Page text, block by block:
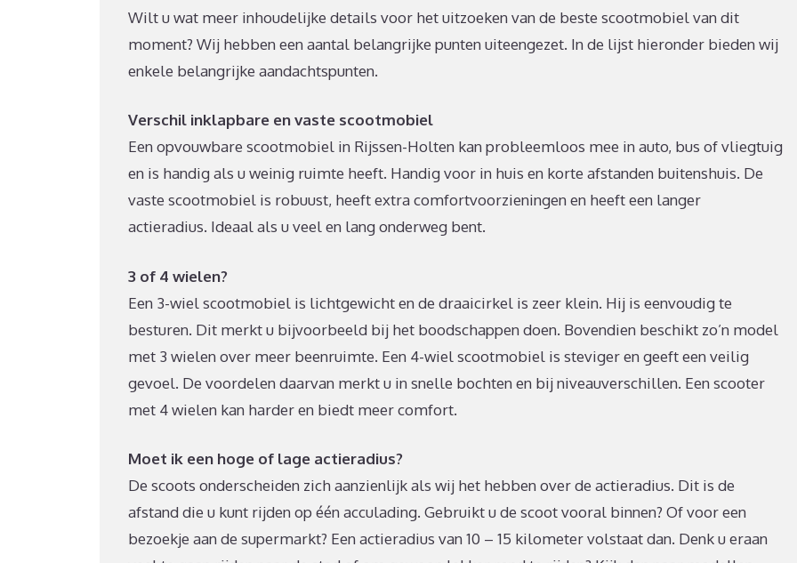
Wilt u wat meer inhoudelijke details voor het uitzoeken van de beste scootmobiel van dit
moment? Wij hebben een aantal belangrijke punten uiteengezet. In de lijst hieronder bieden wij
enkele belangrijke aandachtspunten.
Verschil inklapbare en vaste scootmobiel
Een opvouwbare scootmobiel in Rijssen-Holten kan probleemloos mee in auto, bus of vliegtuig
en is handig als u weinig ruimte heeft. Handig voor in huis en korte afstanden buitenshuis. De
vaste scootmobiel is robuust, heeft extra comfortvoorzieningen en heeft een langer
actieradius. Ideaal als u veel en lang onderweg bent.
3 of 4 wielen?
Een 3-wiel scootmobiel is lichtgewicht en de draaicirkel is zeer klein. Hij is eenvoudig te
besturen. Dit merkt u bijvoorbeeld bij het boodschappen doen. Bovendien beschikt zo’n model
met 3 wielen over meer beenruimte. Een 4-wiel scootmobiel is steviger en geeft een veilig
gevoel. De voordelen daarvan merkt u in snelle bochten en bij niveauverschillen. Een scooter
met 4 wielen kan harder en biedt meer comfort.
Moet ik een hoge of lage actieradius?
De scoots onderscheiden zich aanzienlijk als wij het hebben over de actieradius. Dit is de
afstand die u kunt rijden op één acculading. Gebruikt u de scoot vooral binnen? Of voor een
bezoekje aan de supermarkt? Een actieradius van 10 – 15 kilometer volstaat dan. Denk u eraan